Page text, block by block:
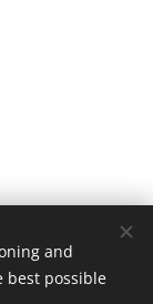
and
best possible